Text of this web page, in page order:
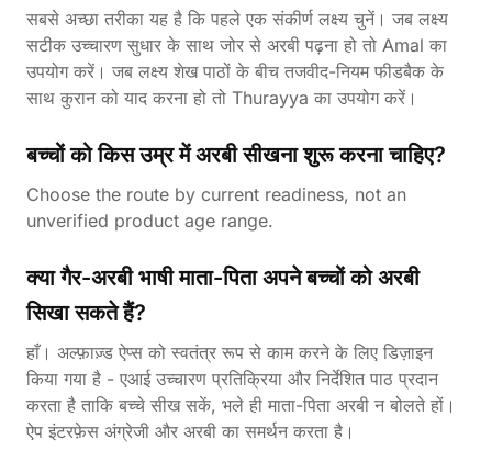
सबसे अच्छा तरीका यह है कि पहले एक संकीर्ण लक्ष्य चुनें। जब लक्ष्य
सटीक उच्चारण सुधार के साथ जोर से अरबी पढ़ना हो तो Amal का
उपयोग करें। जब लक्ष्य शेख पाठों के बीच तजवीद-नियम फीडबैक के
साथ कुरान को याद करना हो तो Thurayya का उपयोग करें।
बच्चों को किस उम्र में अरबी सीखना शुरू करना चाहिए?
Choose the route by current readiness, not an
unverified product age range.
क्या गैर-अरबी भाषी माता-पिता अपने बच्चों को अरबी
सिखा सकते हैं?
हाँ। अल्फ़ाज़्ड ऐप्स को स्वतंत्र रूप से काम करने के लिए डिज़ाइन
किया गया है - एआई उच्चारण प्रतिक्रिया और निर्देशित पाठ प्रदान
करता है ताकि बच्चे सीख सकें, भले ही माता-पिता अरबी न बोलते हों।
ऐप इंटरफ़ेस अंग्रेजी और अरबी का समर्थन करता है।